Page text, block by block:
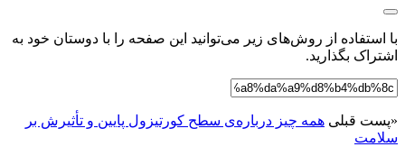
با استفاده از روش‌های زیر می‌توانید این صفحه را با دوستان خود به
اشتراک بگذارید.
«پست قبلی همه چیز درباره‌ی سطح کورتیزول پایین و تأثیرش بر
سلامت